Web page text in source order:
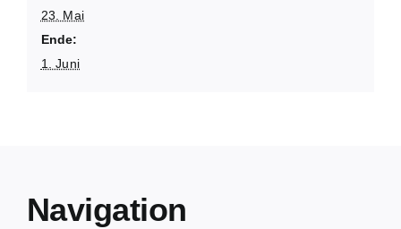
23. Mai
Ende:
1. Juni
Navigation